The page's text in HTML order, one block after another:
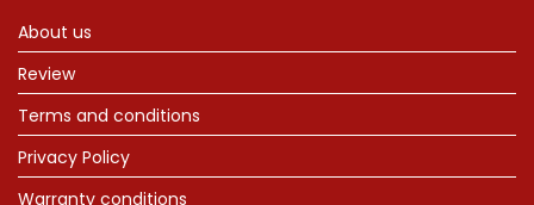
About us
Review
Terms and conditions
Privacy Policy
Warranty conditions